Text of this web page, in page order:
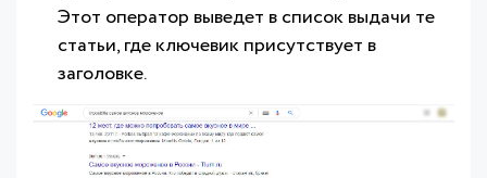
Этот оператор выведет в список выдачи те
статьи, где ключевик присутствует в
заголовке.